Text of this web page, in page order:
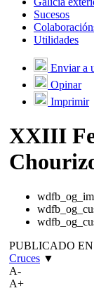
Sucesos
Utilidades
Enviar a
Opinar
Imprimir
XXIII
PUBLICADO
Cruces ▼
A-
A+